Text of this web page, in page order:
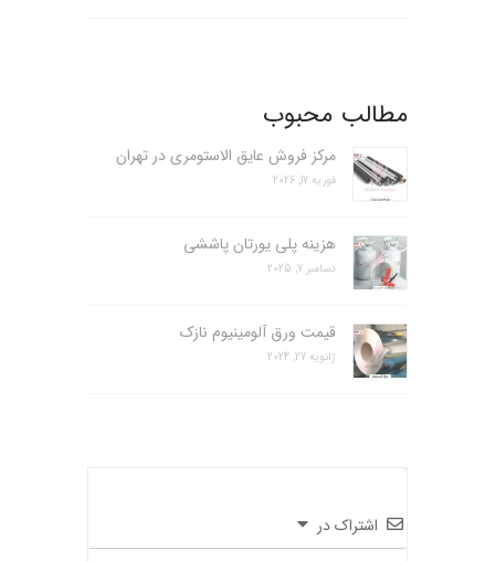
مطالب محبوب
مرکز فروش عایق الاستومری در تهران
فوریه 17, 2026
هزینه پلی یورتان پاششی
دسامبر 7, 2025
قیمت ورق آلومینیوم نازک
ژانویه 27, 2024
اشتراک در